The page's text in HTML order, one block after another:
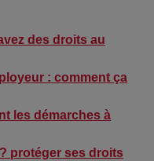
des droits au
: comment ça
les démarches à
protéger ses droits